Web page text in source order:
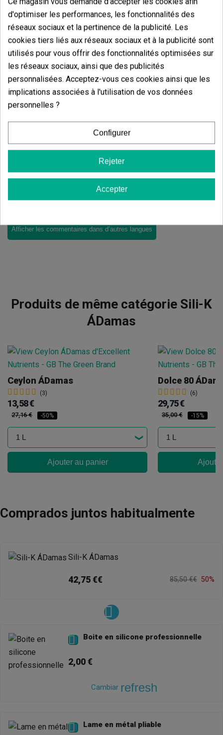
3 étoiles
0.00%
2 étoiles
0.00%
1 étoiles
0.00%
Écrivez votre commentaire
5de5
5 Valorisations globales
Commentaires surSili-K ÁDamas
Il n'y a pas d'avis dans votre langue, vérifiez-les tous en
Afficher les commentaires dans d’autres langues
Produits de même catégorie Sili-K
ÁDamas
Ceylon ÁDamas
(3)
13,58 €
27,16 € -50%
Ajouter au panier
Dolce 80
(6)
29,75 €
35,00 € -15%
Comprados juntos habitualmente
Sili-K ÁDamas
42,75 €€ 85,50 €€ 50%
 Boite en silicone professionnelle
2,00 €
Cambiar refresh
 Lame en métal pliable
d'optimiser les performances, les fonctionnalités des
réseaux sociaux et la pertinence de la publicité. Les
cookies tiers liés aux réseaux sociaux et à la publicité sont
utilisés pour vous offrir des fonctionnalités optimisées sur
les réseaux sociaux, ainsi que des publicités
personnalisées. Acceptez-vous ces cookies ainsi que les
implications associées à l'utilisation de vos données
personnelles ?
Configurer
Rejeter
Accepter